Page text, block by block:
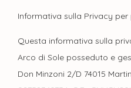
Informativa sulla Privacy
Questa informativa sulla
Arco di Sole posseduto e
Don Minzoni 2/D 74015